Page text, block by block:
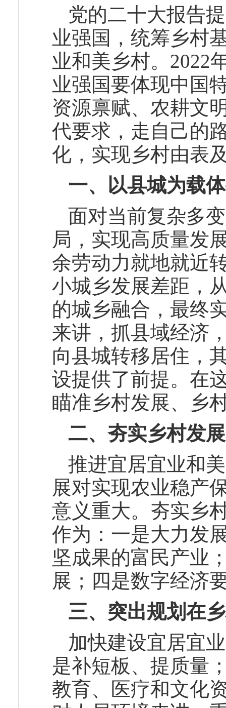
党的二十大报告
业强国，统筹乡村
业和美乡村。2022
业强国要体现中国
资源禀赋、农耕文
代要求，走自己的
化，实现乡村由表
一、以县城为载
面对当前复杂多
局，实现高质量发
余劳动力就地就近
小城乡发展差距，
的城乡融合，最终
来讲，抓县域经济
向县城转移居住，
设提供了前提。在
瞄准乡村发展、乡
二、夯实乡村发
推进宜居宜业和
展对实现农业稳产
意义重大。夯实乡
作为：一是大力发
坚成果的富民产业
展；四是数字经济
三、突出规划在
加快建设宜居宜
是补短板、提质量
教育、医疗和文化